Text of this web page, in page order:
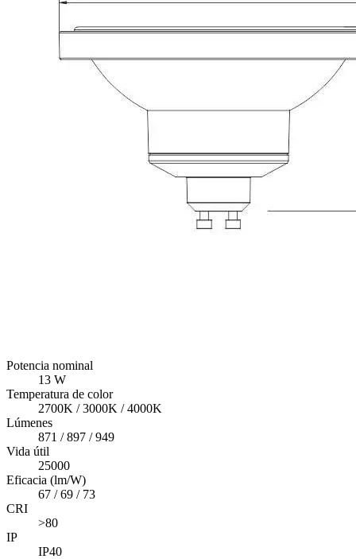
Potencia nominal
13 W
Temperatura de color
2700K / 3000K / 4000K
Lúmenes
871 / 897 / 949
Vida útil
25000
Eficacia (lm/W)
67 / 69 / 73
CRI
>80
IP
IP40